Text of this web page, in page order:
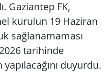
Gaziantep FK,
kurulun 19 Haziran
sağlanamaması
tarihinde
duyurdu.